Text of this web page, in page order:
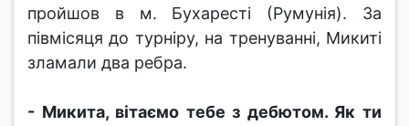
пройшов в м. Бухаресті (Румунія). За
півмісяця до турніру, на тренуванні, Микиті
зламали два ребра.
- Микита, вітаємо тебе з дебютом. Як ти